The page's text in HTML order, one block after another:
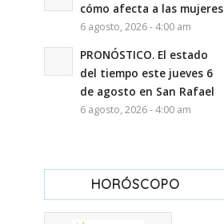
cómo afecta a las mujeres
6 agosto, 2026 - 4:00 am
PRONÓSTICO. El estado
del tiempo este jueves 6
de agosto en San Rafael
6 agosto, 2026 - 4:00 am
HORÓSCOPO